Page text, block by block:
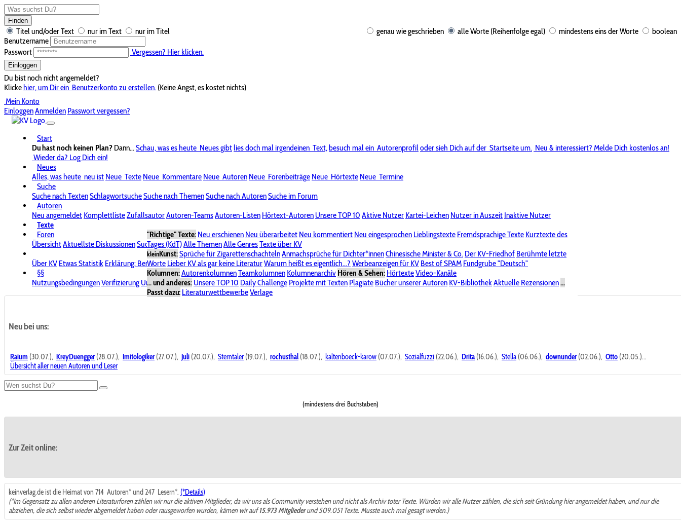
Finden
genau wie geschrieben alle Worte (Reihenfolge egal) mindestens eins der Worte boolean
Titel und/oder Text nur im Text
nur im Titel
Benutzername
Passwort
Vergessen? Hier klicken.
Einloggen
Du bist noch nicht angemeldet?
Klickehier, um Dir ein Benutzerkonto zu erstellen. (Keine Angst, es kostet nichts)
Mein Konto
EinloggenAnmelden Passwort vergessen?
Start
Du hast noch keinen Plan? Dann...Schau, was es heute Neues gibtlies doch mal irgendeinen Text,besuch mal ein Autorenprofiloder sieh Dich auf der Startseite um. Neu & interessiert? Melde Dich kostenlos an!
Wieder da? Log Dich ein!
Neues
Alles, was heute neu ist Neue Texte Neue Kommentare Neue Autoren Neue Forenbeiträge Neue Hörtexte Neue Termine
Suche
Suche nach TextenSchlagwortsucheSuche nach ThemenSuche nach AutorenSuche im Forum
Autoren
Neu angemeldet KomplettlisteZufallsautorAutoren-TeamsAutoren-Listen Hörtext-Autoren Unsere TOP 10 Aktive Nutzer Kartei-Leichen Nutzer in Auszeit Inaktive Nutzer
Texte
"Richtige" Texte: Neu erschienen Neu überarbeitet Neu kommentiert Neu eingesprochen Lieblingstexte Fremdsprachige Texte Kurztexte des
Tages (KdT)Alle ThemenAlle GenresTexte über KV
kleinKunst:Sprüche für ZigarettenschachtelnAnmachsprüche für Dichter*innenChinesische Minister & Co. Der KV-Friedhof Berühmte letzte
Worte Lieber KV als gar keine LiteraturWarum heißt es eigentlich...? Werbeanzeigen für KV Best of SPAM Fundgrube "Deutsch"
Kolumnen:AutorenkolumnenTeamkolumnen Kolumnenarchiv Hören & Sehen: HörtexteVideo-Kanäle
... und anderes: Unsere TOP 10 Daily Challenge Projekte mit Texten Plagiate Bücher unserer Autoren KV-BibliothekAktuelle Rezensionen...
Passt dazu: LiteraturwettbewerbeVerlage
Foren
ÜbersichtAktuellste DiskussionenSuche im ForumBereich "KV-Board"Bereich "Literatur & Schreiberei"
Über KV Etwas Statistik Erklärung: BenutzersymboleSpende für KV Unsere SpenderlisteAlle Wege führen zu KVPasswort vergessen?
§§
NutzungsbedingungenVerifizierung UrheberrechtAvatare & BilderStalkingDatenschutzerklärungImpressum
Neu bei uns:
Raium (30.07.), KreyDuengger(28.07.), Imitologiker(27.07.), Juli (20.07.), Sterntaler (19.07.), rochusthal (18.07.), kaltenboeck-karow (07.07.), Sozialfuzzi (22.06.), Drita (16.06.), Stella (06.06.), downunder(02.06.), Otto (20.05.)...
Übersicht aller neuen Autoren und Leser
(mindestens drei Buchstaben)
Zur Zeit online:
keinverlag.de ist die Heimat von 714 Autoren* und 247 Lesern*. (*Details)
(*Im Gegensatz zu allen anderen Literaturforen zählen wir nur die aktiven Mitglieder, da wir uns als Community verstehen und nicht als Archiv toter Texte. Würden wir alle Nutzer zählen, die sich seit Gründung hier angemeldet haben, und nur die
abziehen, die sich selbst wieder abgemeldet haben oder rausgeworfen wurden, kämen wir auf15.973 Mitgliederund 509.051 Texte. Musste auch mal gesagt werden.)